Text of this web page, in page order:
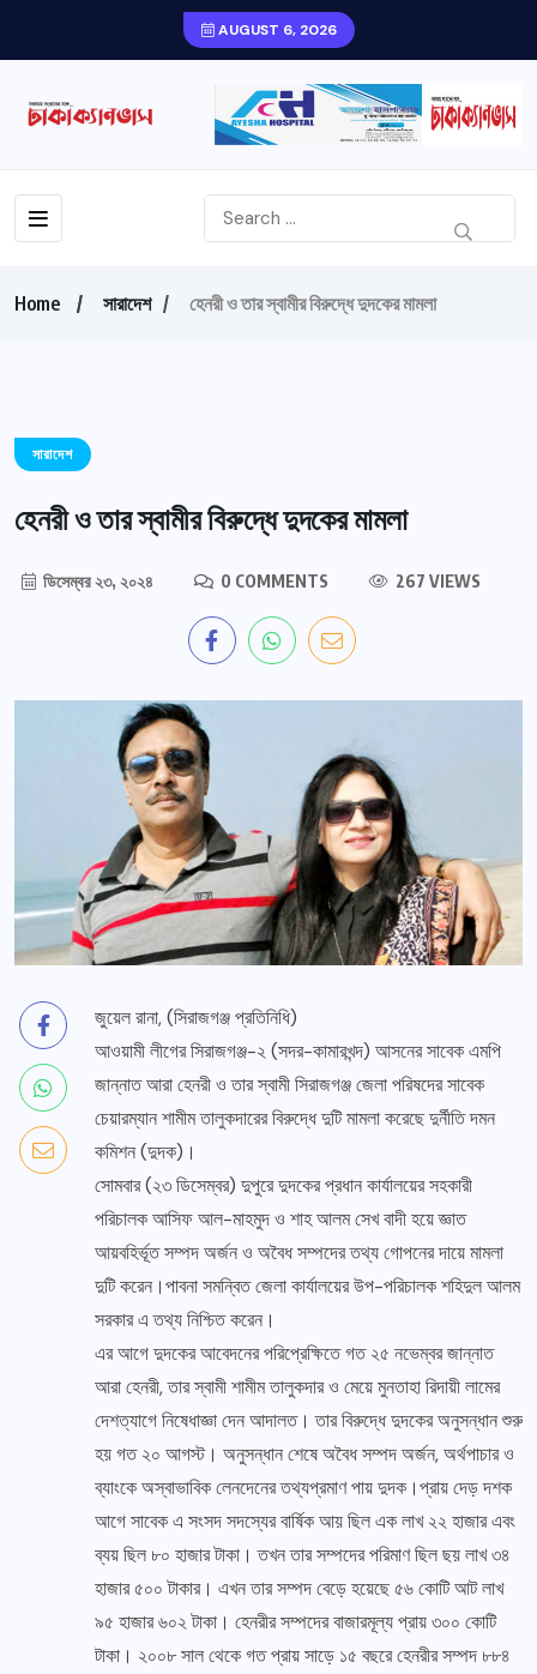
AUGUST 6, 2026
Home সারাদেশ হেনরী ও তার স্বামীর বিরুদ্ধে দুদকের মামলা
সারাদেশ
হেনরী ও তার স্বামীর বিরুদ্ধে দুদকের মামলা
ডিসেম্বর ২৩, ২০২৪ 0 COMMENTS 267 VIEWS
জুয়েল রানা, (সিরাজগঞ্জ প্রতিনিধি)
আওয়ামী লীগের সিরাজগঞ্জ-২ (সদর-কামারখন্দ) আসনের সাবেক এমপি
জান্নাত আরা হেনরী ও তার স্বামী সিরাজগঞ্জ জেলা পরিষদের সাবেক
চেয়ারম্যান শামীম তালুকদারের বিরুদ্ধে দুটি মামলা করেছে দুর্নীতি দমন
কমিশন (দুদক)।
সোমবার (২৩ ডিসেম্বর) দুপুরে দুদকের প্রধান কার্যালয়ের সহকারী
পরিচালক আসিফ আল-মাহমুদ ও শাহ আলম সেখ বাদী হয়ে জ্ঞাত
আয়বহির্ভূত সম্পদ অর্জন ও অবৈধ সম্পদের তথ্য গোপনের দায়ে মামলা
দুটি করেন।পাবনা সমন্বিত জেলা কার্যালয়ের উপ-পরিচালক শহিদুল আলম
সরকার এ তথ্য নিশ্চিত করেন।
এর আগে দুদকের আবেদনের পরিপ্রেক্ষিতে গত ২৫ নভেম্বর জান্নাত
আরা হেনরী, তার স্বামী শামীম তালুকদার ও মেয়ে মুনতাহা রিদায়ী লামের
দেশত্যাগে নিষেধাজ্ঞা দেন আদালত। তার বিরুদ্ধে দুদকের অনুসন্ধান শুরু
হয় গত ২০ আগস্ট। অনুসন্ধান শেষে অবৈধ সম্পদ অর্জন, অর্থপাচার ও
ব্যাংকে অস্বাভাবিক লেনদেনের তথ্যপ্রমাণ পায় দুদক।প্রায় দেড় দশক
আগে সাবেক এ সংসদ সদস্যের বার্ষিক আয় ছিল এক লাখ ২২ হাজার এবং
ব্যয় ছিল ৮০ হাজার টাকা। তখন তার সম্পদের পরিমাণ ছিল ছয় লাখ ৩৪
হাজার ৫০০ টাকার। এখন তার সম্পদ বেড়ে হয়েছে ৫৬ কোটি আট লাখ
৯৫ হাজার ৬০২ টাকা। হেনরীর সম্পদের বাজারমূল্য প্রায় ৩০০ কোটি
টাকা। ২০০৮ সাল থেকে গত প্রায় সাড়ে ১৫ বছরে হেনরীর সম্পদ ৮৮৪